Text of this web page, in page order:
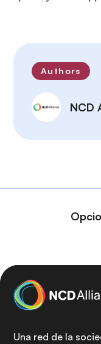
Authors
NCD
Una red de la